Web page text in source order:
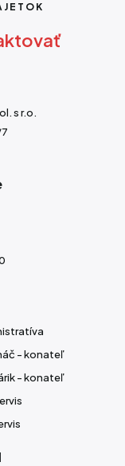
s r.o.
- konateľ
- konateľ